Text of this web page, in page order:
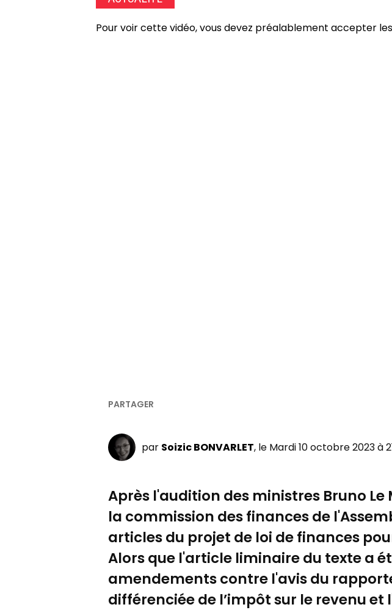
Pour voir cette vidéo, vous devez préalablement accepter les
par Soizic BONVARLET, le Mardi 10 octobre 2023 à
Après l'audition des ministres Bruno Le
la commission des finances de
articles du projet de loi de finances
Alors que l'article liminaire du texte a
amendements contre l'avis du
différenciée de l’impôt sur le revenu